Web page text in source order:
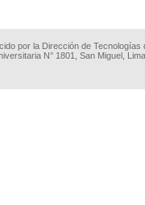
por la Dirección de Tecnologías
N° 1801, San Miguel,